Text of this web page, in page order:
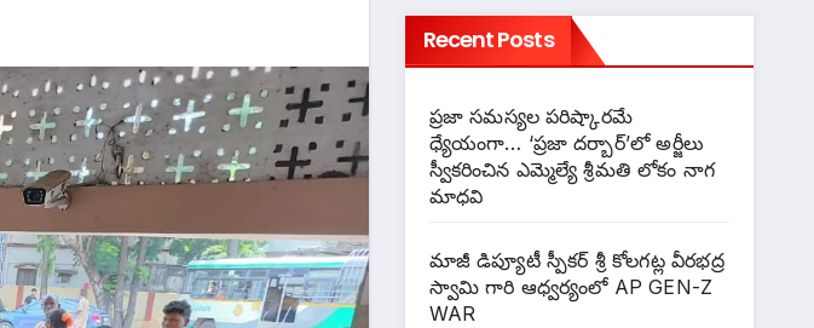
Recent Posts
ప్రజా సమస్యల పరిష్కారమే
ధ్యేయంగా… ‘ప్రజా దర్బార్’లో అర్జీలు
స్వీకరించిన ఎమ్మెల్యే శ్రీమతి లోకం నాగ
మాధవి
మాజీ డిప్యూటీ స్పీకర్ శ్రీ కోలగట్ల వీరభద్ర
స్వామి గారి ఆధ్వర్యంలో AP GEN-Z
WAR